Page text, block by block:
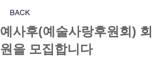
BACK
예사후(예술사랑후원회) 회
원을 모집합니다